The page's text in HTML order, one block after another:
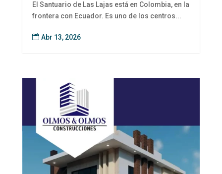
El Santuario de Las Lajas está en Colombia, en la
frontera con Ecuador. Es uno de los centros...
 Abr 13, 2026